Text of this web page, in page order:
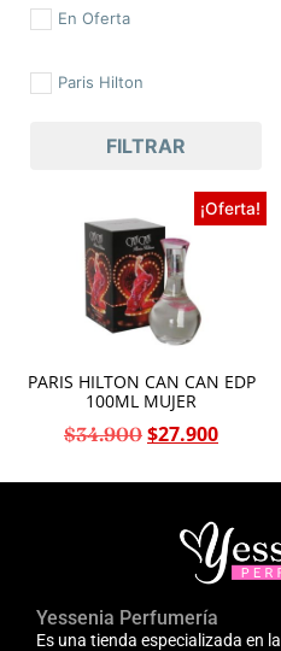
En Oferta
Paris Hilton
FILTRAR
¡Oferta!
PARIS HILTON CAN CAN EDP
100ML MUJER
$34.900 $27.900
Yessenia Perfumería
Es una tienda especializada en la